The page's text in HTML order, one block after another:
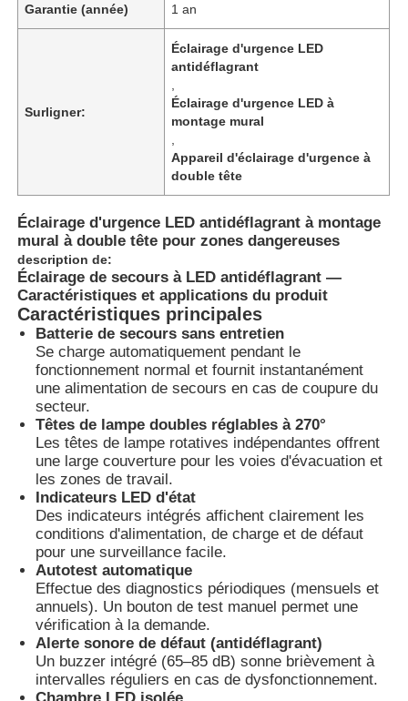
Aperçu
Produits
A propos de nous
Garantie (année) 1 an
Surligner:
Éclairage d'urgence LED
antidéflagrant
Éclairage d'urgence LED à
montage mural
Appareil d'éclairage d'urgence à
double tête
Éclairage d'urgence LED antidéflagrant à montage
mural à double tête pour zones dangereuses
description de:
Éclairage de secours à LED antidéflagrant —
Caractéristiques et applications du produit
Caractéristiques principales
Batterie de secours sans entretien
Se charge automatiquement pendant le
fonctionnement normal et fournit instantanément
une alimentation de secours en cas de coupure du
secteur.
Têtes de lampe doubles réglables à 270°
Les têtes de lampe rotatives indépendantes offrent
une large couverture pour les voies d'évacuation et
les zones de travail.
Indicateurs LED d'état
Des indicateurs intégrés affichent clairement les
conditions d'alimentation, de charge et de défaut
pour une surveillance facile.
Autotest automatique
Effectue des diagnostics périodiques (mensuels et
annuels). Un bouton de test manuel permet une
vérification à la demande.
Alerte sonore de défaut (antidéflagrant)
Un buzzer intégré (65–85 dB) sonne brièvement à
intervalles réguliers en cas de dysfonctionnement.
Chambre LED isolée